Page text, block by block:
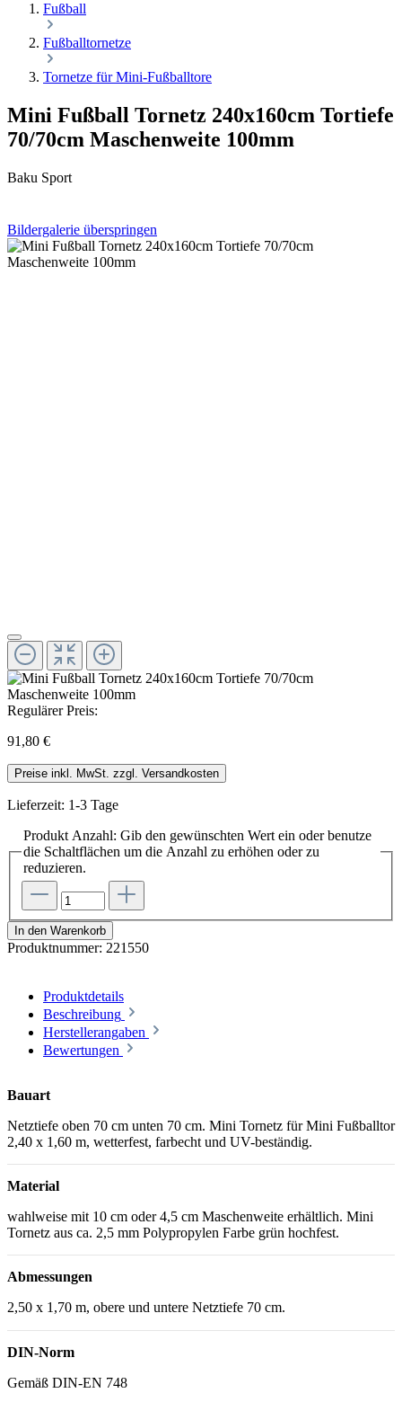
Fußball
Fußballtornetze
Tornetze für Mini-Fußballtore
Mini Fußball Tornetz 240x160cm Tortiefe
70/70cm Maschenweite 100mm
Baku Sport
Bildergalerie überspringen
Regulärer Preis:
91,80 €
Preise inkl. MwSt. zzgl. Versandkosten
Lieferzeit: 1-3 Tage
Produkt Anzahl: Gib den gewünschten Wert ein oder benutze
die Schaltflächen um die Anzahl zu erhöhen oder zu
reduzieren.
In den Warenkorb
Produktnummer: 221550
Produktdetails
Beschreibung
Herstellerangaben
Bewertungen
Bauart
Netztiefe oben 70 cm unten 70 cm. Mini Tornetz für Mini Fußballtor
2,40 x 1,60 m, wetterfest, farbecht und UV-beständig.
Material
wahlweise mit 10 cm oder 4,5 cm Maschenweite erhältlich. Mini
Tornetz aus ca. 2,5 mm Polypropylen Farbe grün hochfest.
Abmessungen
2,50 x 1,70 m, obere und untere Netztiefe 70 cm.
DIN-Norm
Gemäß DIN-EN 748